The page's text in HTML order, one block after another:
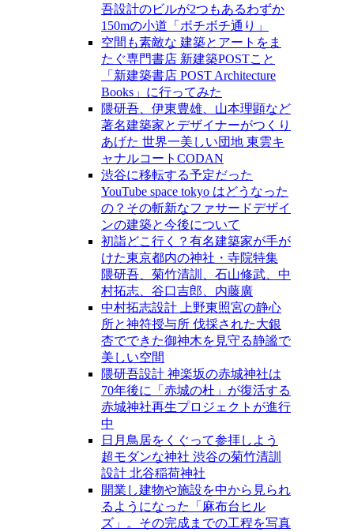
吾設計のビルが2つもあるわずか
150mの小道「ボチボチ通り」
空間も素敵な 建築とアートをま
たぐ専門書店 新建築POSTこと
「新建築書店 POST Architecture
Books」に行ってみた
隈研吾、伊東豊雄、山本理顕など
著名建築家とデザイナーがつくり
あげた 世界一美しい団地 東雲キ
ャナルコートCODAN
渋谷に移転する予定だった
YouTube space tokyo はどうなった
の？その斬新なファサードデザイ
ンの建築と今後について
初詣どこ行く？有名建築家が手が
けた東京都内の神社・寺院特集
隈研吾、菊竹清訓、石山修武、中
村拓志、谷口吉郎、内藤廣
中村拓志設計 上野東照宮の静心
所と神符授与所 伐採された大銀
杏でできた御神木を見守る静謐で
美しい空間
隈研吾設計 神楽坂の赤城神社は
70年後に「赤城の杜」が復活する
赤城神社再生プロジェクトが進行
中
日月鳥居をくぐって参拝しよう
超モダンな神社 渋谷の菊竹清訓
設計 北谷稲荷神社
開業し建物や施設を中から見られ
るようになった「麻布台ヒル
ズ」。その完成までの工程を写真